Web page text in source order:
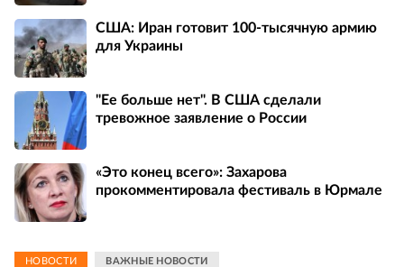
США: Иран готовит 100-тысячную армию
для Украины
"Ее больше нет". В США сделали
тревожное заявление о России
«Это конец всего»: Захарова
прокомментировала фестиваль в Юрмале
НОВОСТИ ВАЖНЫЕ НОВОСТИ